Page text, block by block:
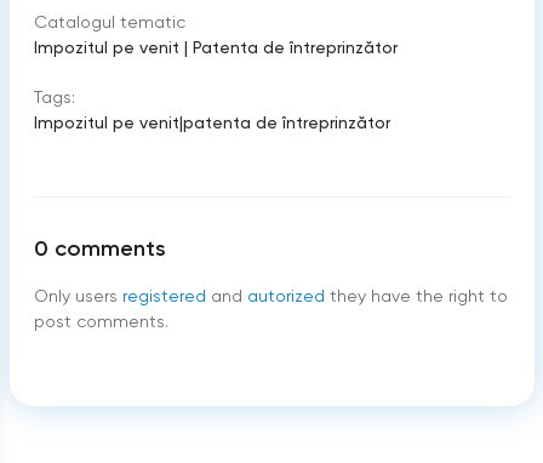
Catalogul tematic
Impozitul pe venit | Patenta de întreprinzător
Tags:
Impozitul pe venit|patenta de întreprinzător
0 comments
Only users registered and autorized they have the right to
post comments.